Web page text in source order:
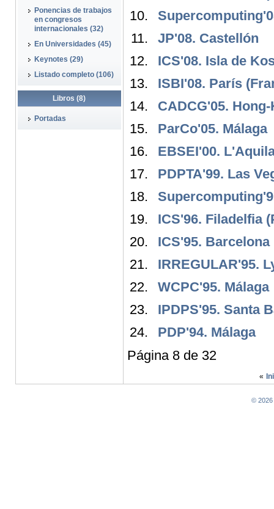
Ponencias de trabajos
en congresos
internacionales (32)
En Universidades (45)
Keynotes (29)
Listado completo (106)
Libros (8)
Portadas
JP'08. Castellón
ICS'08. Isla de
ISBI'08. París
CADCG'05.
ParCo'05. Málaga
EBSEI'00.
PDPTA'99. Las
ICS'96. Filadelfia
ICS'95. Barcelona
IRREGULAR'95.
WCPC'95. Málaga
IPDPS'95. Santa
PDP'94. Málaga
Página 8 de 32
«
© 2026